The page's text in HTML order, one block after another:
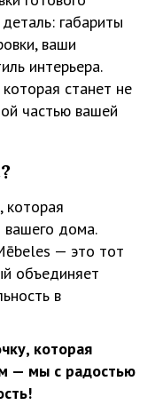
габариты
ваши
интерьера.
станет не
частью вашей
вашего дома.
— это тот
объединяет
в
которая
— мы с радостью